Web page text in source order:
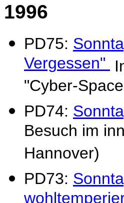
1996
PD75:
Vergessen"
"Cyber-
PD74:
Besuch im
Hannover)
PD73: